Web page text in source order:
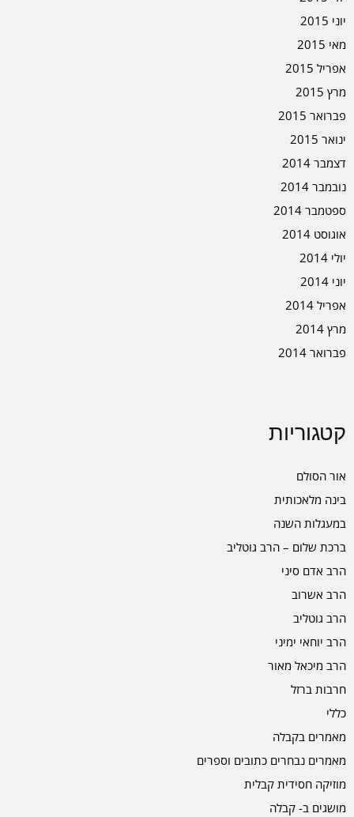
יוני 2015
מאי 2015
אפריל 2015
מרץ 2015
פברואר 2015
ינואר 2015
דצמבר 2014
נובמבר 2014
ספטמבר 2014
אוגוסט 2014
יולי 2014
יוני 2014
אפריל 2014
מרץ 2014
פברואר 2014
קטגוריות
אור הסולם
בינה מלאכותית
במעגלות השנה
ברכת שלום – הרב גוטליב
הרב אדם סיני
הרב אשרוב
הרב גוטליב
הרב יוחאי ימיני
הרב מיכאל מאור
חרבות ברזל
כללי
מאמרים בקבלה
מאמרים נבחרים כתובים וספרים
מוזיקה חסידית קבלית
מושגים ב- קבלה